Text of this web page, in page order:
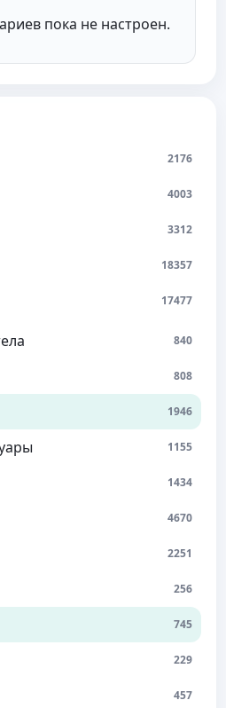
2176
4003
3312
18357
17477
840
808
1946
1155
1434
4670
2251
256
745
229
457
пока не настроен.